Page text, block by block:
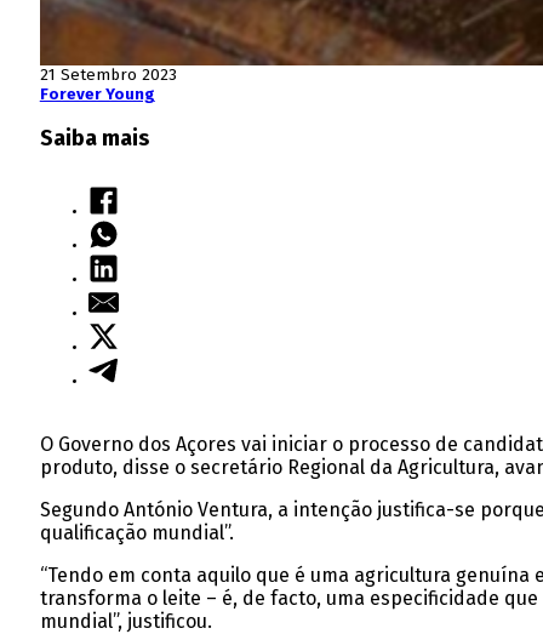
21 Setembro 2023
Forever Young
Saiba mais
O Governo dos Açores vai iniciar o processo de
produto, disse o secretário Regional da Agricultura,
Segundo António Ventura, a intenção justifica-se
qualificação mundial”.
“Tendo em conta aquilo que é uma agricultura
transforma o leite – é, de facto, uma especificidade
mundial”, justificou.